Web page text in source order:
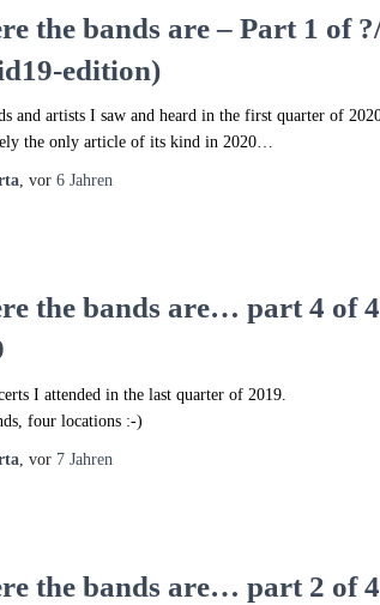
the bands are – Part 1 of
edition)
and artists I saw and heard in the first quarter of
the only article of its kind in 2020…
, vor 6 Jahren
the bands are… part 4 of
I attended in the last quarter of 2019.
four locations :-)
, vor 7 Jahren
the bands are… part 2 of